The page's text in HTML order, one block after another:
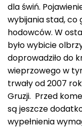
dla świń.
wybijania stad, co
hodowców. W
było wybicie
doprowadziło do
wieprzowego w
trwały od 2007
Gruzji. Przed
są jeszcze
wypełnienia